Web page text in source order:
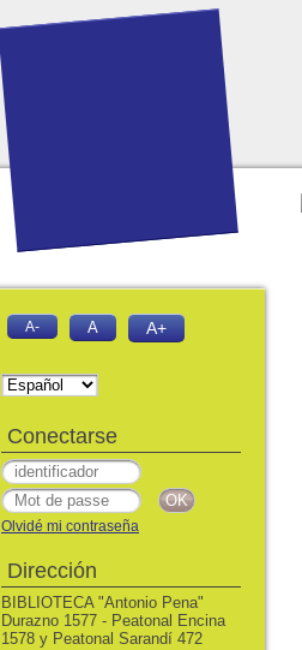
A- A A+
Conectarse
Olvidé mi contraseña
Dirección
BIBLIOTECA "Antonio Pena"
Durazno 1577 - Peatonal Encina
1578 y Peatonal Sarandí 472